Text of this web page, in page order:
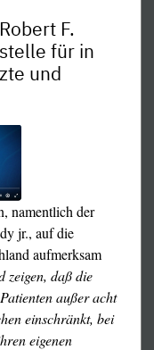
Patientenakten
Ein Zeuge
dreißig Polizisten
F.
für in
und
namentlich der
jr., auf die
aufmerksam
zeigen, daß die
außer acht
einschränkt, bei
eigenen